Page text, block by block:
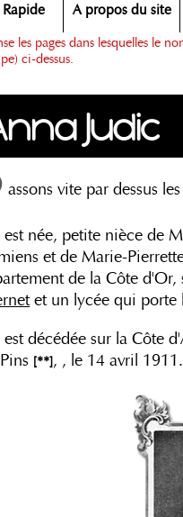
Rapide A propos du site
les pages dans lesquelles le
ci-dessus.
Judic
assons vite par dessus
est née, petite nièce de
et de Marie-
de la Côte
et un lycée qui porte
est décédée sur la Côte
[**], , le 14 avril